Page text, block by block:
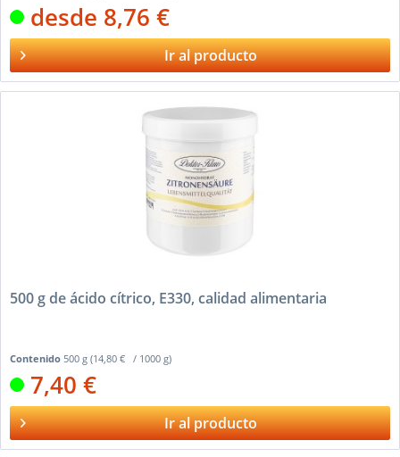
desde 8,76 €
Ir al producto
500 g de ácido cítrico, E330, calidad alimentaria
Contenido 500 g(14,80 € / 1000 g)
7,40 €
Ir al producto